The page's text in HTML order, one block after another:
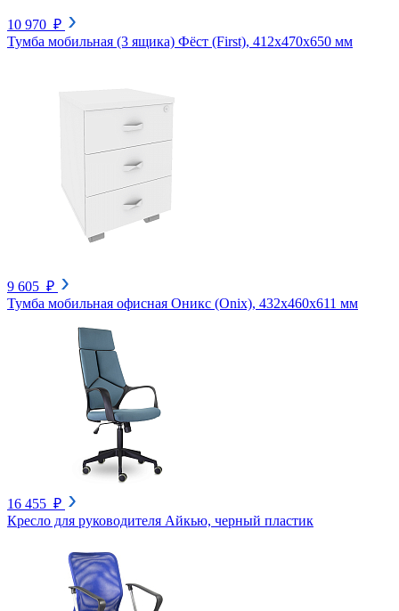
10 970 ₽
Тумба мобильная (3 ящика) Фёст (First), 412х470х650 мм
9 605 ₽
Тумба мобильная офисная Оникс (Onix), 432х460х611 мм
16 455 ₽
Кресло для руководителя Айкью, черный пластик